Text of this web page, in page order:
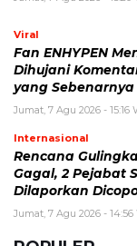
Gagal, 2 Pejabat
Dilaporkan
Jumat, 7 Agu 2026 -
POPULER
Sosok Ini
Agustus yang
(1,000,014)
3 Menu Diet